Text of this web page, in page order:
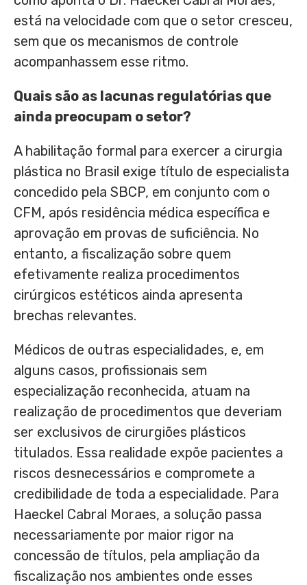
está na velocidade com que o setor cresceu,
sem que os mecanismos de controle
acompanhassem esse ritmo.
Quais são as lacunas regulatórias que
ainda preocupam o setor?
A habilitação formal para exercer a cirurgia
plástica no Brasil exige título de especialista
concedido pela SBCP, em conjunto com o
CFM, após residência médica específica e
aprovação em provas de suficiência. No
entanto, a fiscalização sobre quem
efetivamente realiza procedimentos
cirúrgicos estéticos ainda apresenta
brechas relevantes.
Médicos de outras especialidades, e, em
alguns casos, profissionais sem
especialização reconhecida, atuam na
realização de procedimentos que deveriam
ser exclusivos de cirurgiões plásticos
titulados. Essa realidade expõe pacientes a
riscos desnecessários e compromete a
credibilidade de toda a especialidade. Para
Haeckel Cabral Moraes, a solução passa
necessariamente por maior rigor na
concessão de títulos, pela ampliação da
fiscalização nos ambientes onde esses